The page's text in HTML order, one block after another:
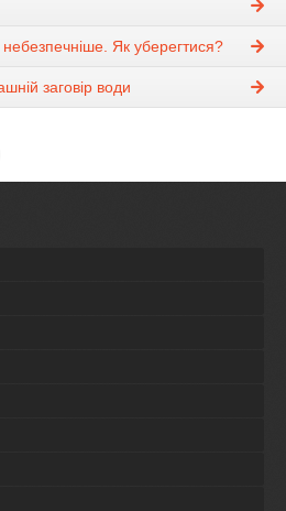
Як уберегтися?
заговір води